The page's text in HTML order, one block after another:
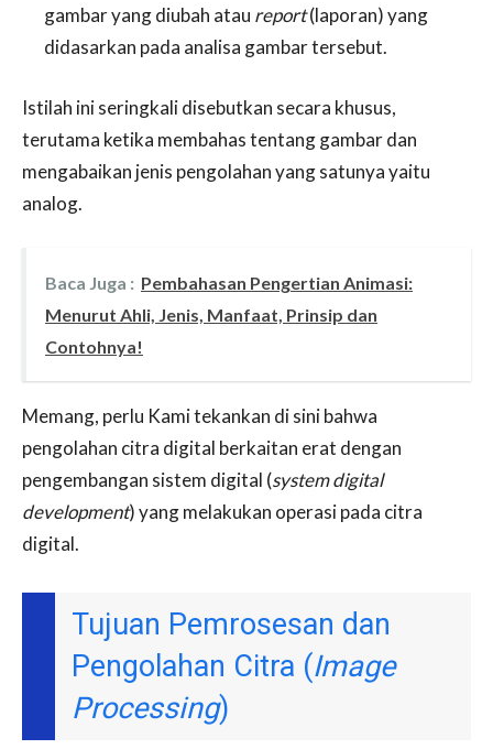
gambar yang diubah atau report(laporan) yang
didasarkan pada analisa gambar tersebut.
Istilah ini seringkali disebutkan secara khusus,
terutama ketika membahas tentang gambar dan
mengabaikan jenis pengolahan yang satunya yaitu
analog.
Baca Juga : Pembahasan Pengertian Animasi:
Menurut Ahli, Jenis, Manfaat, Prinsip dan
Contohnya!
Memang, perlu Kami tekankan di sini bahwa
pengolahan citra digital berkaitan erat dengan
pengembangan sistem digital (system digital
development) yang melakukan operasi pada citra
digital.
Tujuan Pemrosesan dan
Pengolahan Citra (Image
Processing)